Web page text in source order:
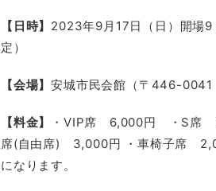
【日時】 2023年9月17日（日）開場
定）
【会場】安城市民会館（〒446-
【料金】
・VIP席 6,000円 ・S席
席(自由席) 3,000円 ・車椅子席
になります。